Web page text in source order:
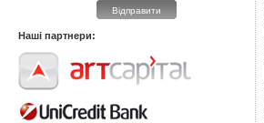
Відправити
Наші партнери: